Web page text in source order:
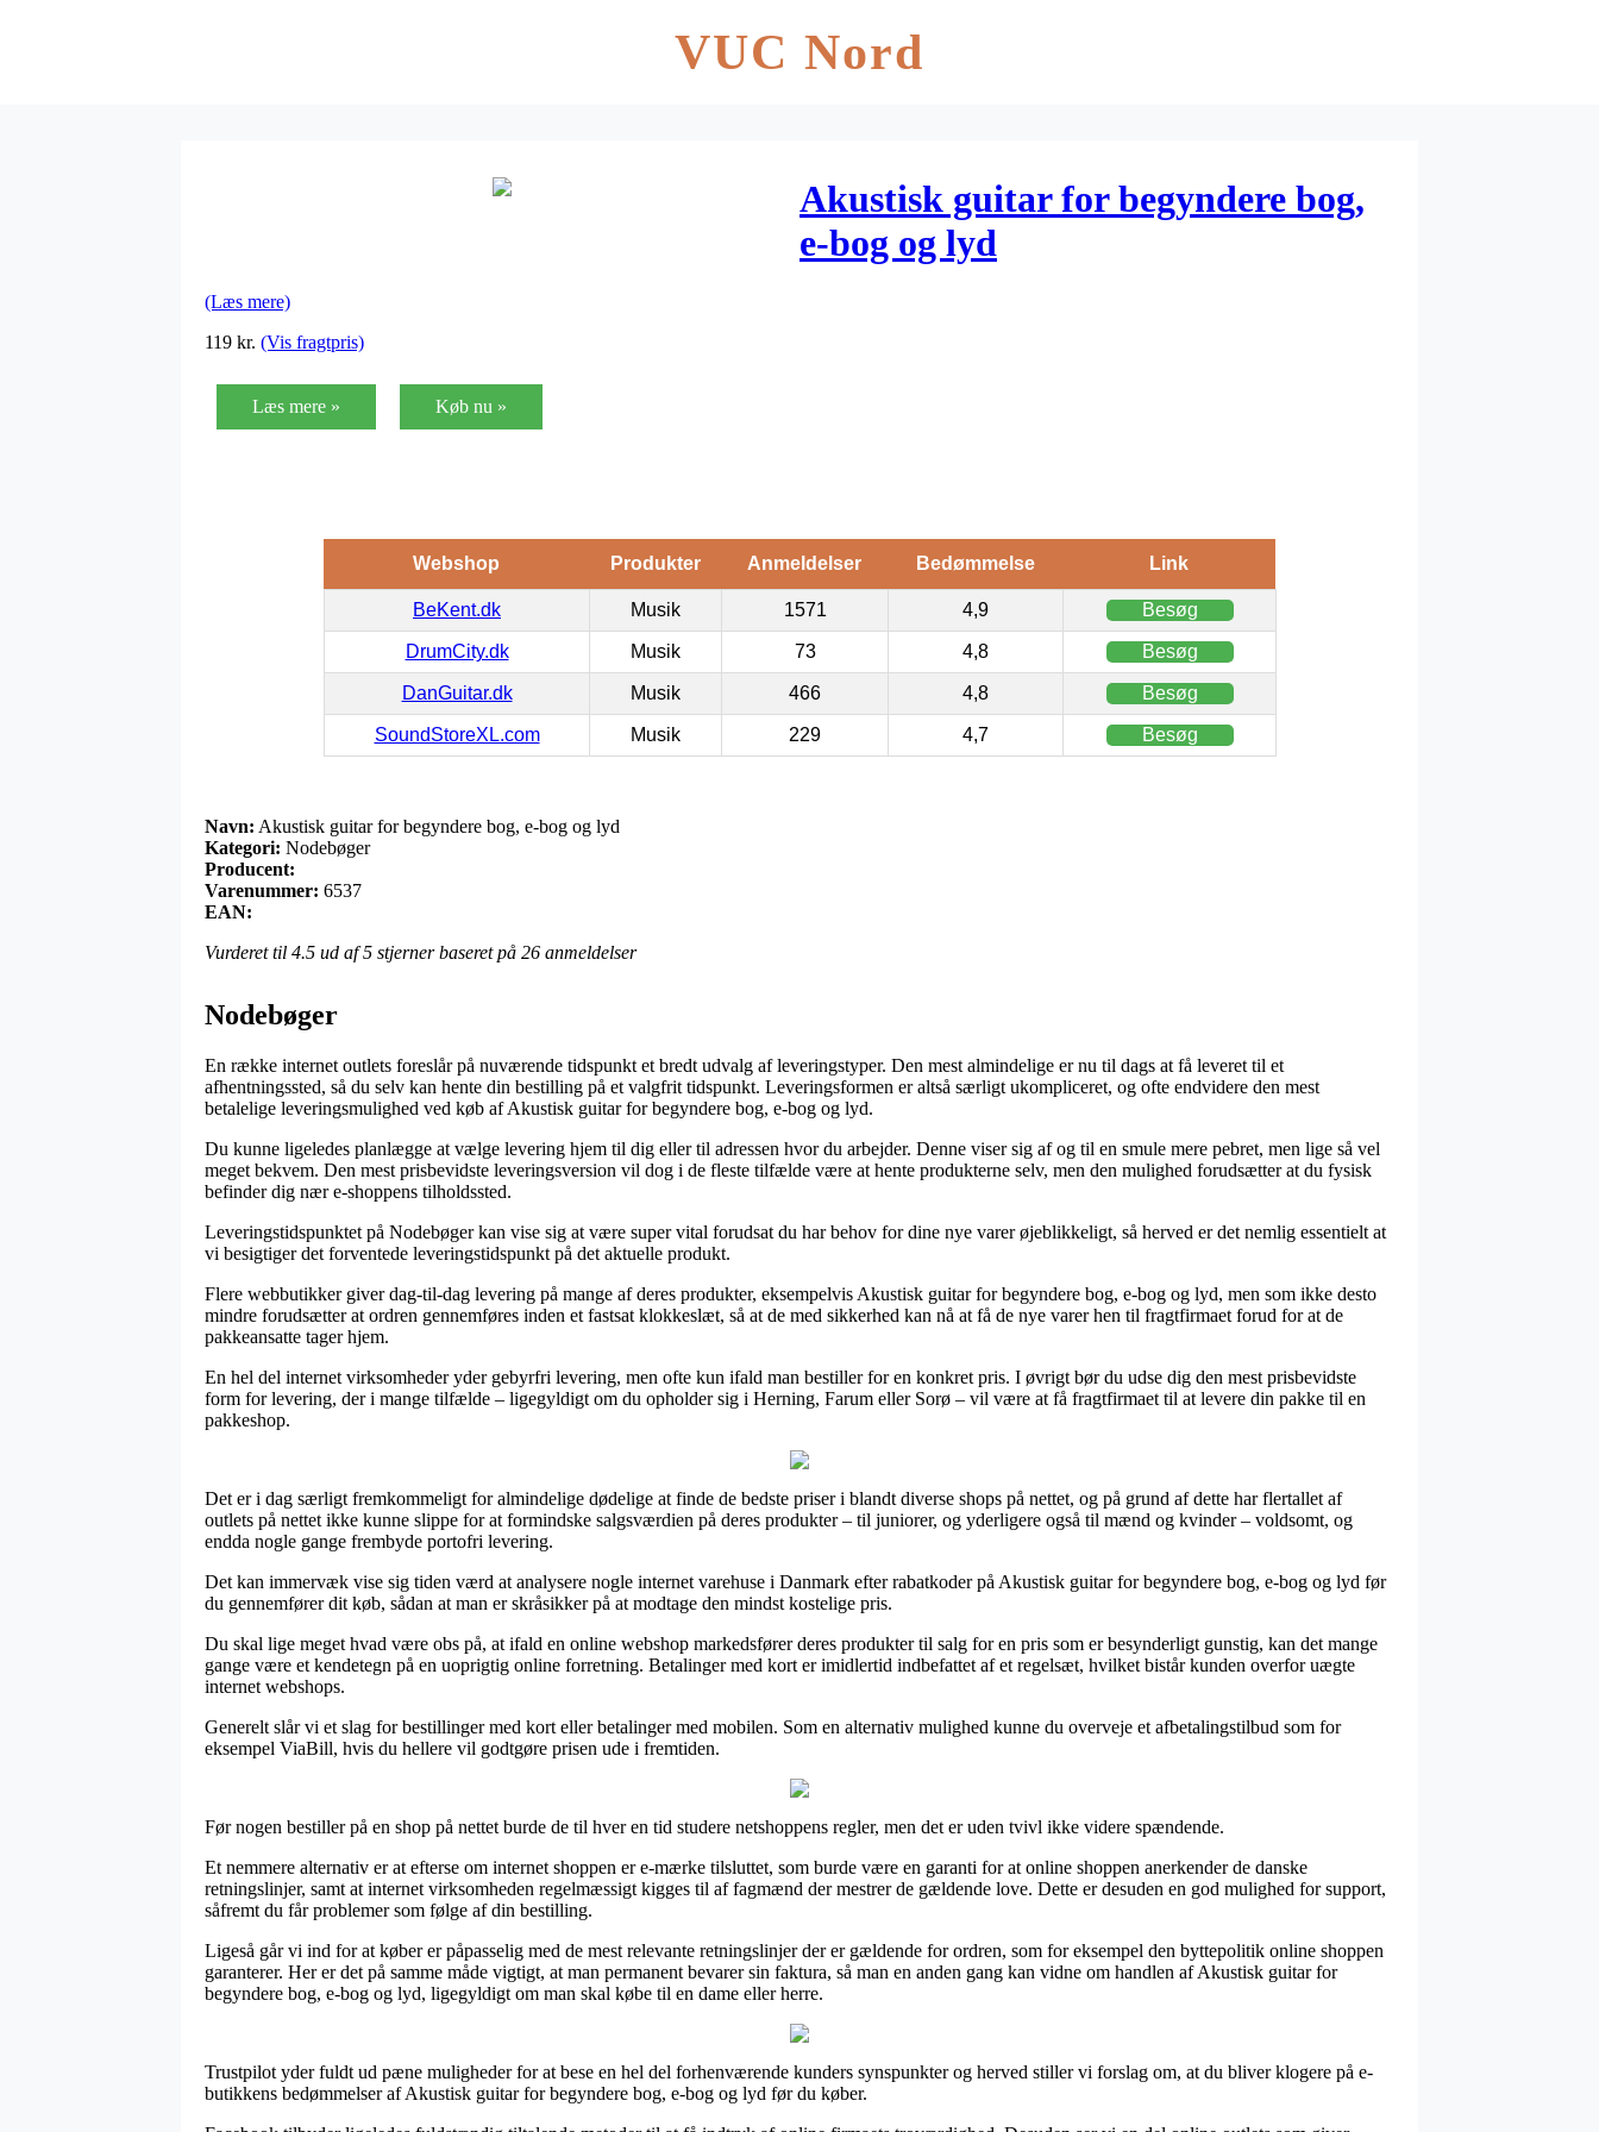
VUC Nord
Akustisk guitar for begyndere bog,
e-bog og lyd
(Læs mere)
119 kr. (Vis fragtpris)
Læs mere » Køb nu »
Webshop Produkter Anmeldelser Bedømmelse Link
BeKent.dk Musik 1571 4,9 Besøg
DrumCity.dk Musik 73 4,8 Besøg
DanGuitar.dk Musik 466 4,8 Besøg
SoundStoreXL.com Musik 229 4,7 Besøg
Navn: Akustisk guitar for begyndere bog, e-bog og lyd
Kategori: Nodebøger
Producent:
Varenummer: 6537
EAN:
Vurderet til 4.5 ud af 5 stjerner baseret på 26 anmeldelser
Nodebøger
En række internet outlets foreslår på nuværende tidspunkt et bredt udvalg af leveringstyper. Den mest almindelige er nu til dags at få leveret til et
afhentningssted, så du selv kan hente din bestilling på et valgfrit tidspunkt. Leveringsformen er altså særligt ukompliceret, og ofte endvidere den mest
betalelige leveringsmulighed ved køb af Akustisk guitar for begyndere bog, e-bog og lyd.
Du kunne ligeledes planlægge at vælge levering hjem til dig eller til adressen hvor du arbejder. Denne viser sig af og til en smule mere pebret, men lige så vel
meget bekvem. Den mest prisbevidste leveringsversion vil dog i de fleste tilfælde være at hente produkterne selv, men den mulighed forudsætter at du fysisk
befinder dig nær e-shoppens tilholdssted.
Leveringstidspunktet på Nodebøger kan vise sig at være super vital forudsat du har behov for dine nye varer øjeblikkeligt, så herved er det nemlig essentielt at
vi besigtiger det forventede leveringstidspunkt på det aktuelle produkt.
Flere webbutikker giver dag-til-dag levering på mange af deres produkter, eksempelvis Akustisk guitar for begyndere bog, e-bog og lyd, men som ikke desto
mindre forudsætter at ordren gennemføres inden et fastsat klokkeslæt, så at de med sikkerhed kan nå at få de nye varer hen til fragtfirmaet forud for at de
pakkeansatte tager hjem.
En hel del internet virksomheder yder gebyrfri levering, men ofte kun ifald man bestiller for en konkret pris. I øvrigt bør du udse dig den mest prisbevidste
form for levering, der i mange tilfælde – ligegyldigt om du opholder sig i Herning, Farum eller Sorø – vil være at få fragtfirmaet til at levere din pakke til en
pakkeshop.
Det er i dag særligt fremkommeligt for almindelige dødelige at finde de bedste priser i blandt diverse shops på nettet, og på grund af dette har flertallet af
outlets på nettet ikke kunne slippe for at formindske salgsværdien på deres produkter – til juniorer, og yderligere også til mænd og kvinder – voldsomt, og
endda nogle gange frembyde portofri levering.
Det kan immervæk vise sig tiden værd at analysere nogle internet varehuse i Danmark efter rabatkoder på Akustisk guitar for begyndere bog, e-bog og lyd før
du gennemfører dit køb, sådan at man er skråsikker på at modtage den mindst kostelige pris.
Du skal lige meget hvad være obs på, at ifald en online webshop markedsfører deres produkter til salg for en pris som er besynderligt gunstig, kan det mange
gange være et kendetegn på en uoprigtig online forretning. Betalinger med kort er imidlertid indbefattet af et regelsæt, hvilket bistår kunden overfor uægte
internet webshops.
Generelt slår vi et slag for bestillinger med kort eller betalinger med mobilen. Som en alternativ mulighed kunne du overveje et afbetalingstilbud som for
eksempel ViaBill, hvis du hellere vil godtgøre prisen ude i fremtiden.
Før nogen bestiller på en shop på nettet burde de til hver en tid studere netshoppens regler, men det er uden tvivl ikke videre spændende.
Et nemmere alternativ er at efterse om internet shoppen er e-mærke tilsluttet, som burde være en garanti for at online shoppen anerkender de danske
retningslinjer, samt at internet virksomheden regelmæssigt kigges til af fagmænd der mestrer de gældende love. Dette er desuden en god mulighed for support,
såfremt du får problemer som følge af din bestilling.
Ligeså går vi ind for at køber er påpasselig med de mest relevante retningslinjer der er gældende for ordren, som for eksempel den byttepolitik online shoppen
garanterer. Her er det på samme måde vigtigt, at man permanent bevarer sin faktura, så man en anden gang kan vidne om handlen af Akustisk guitar for
begyndere bog, e-bog og lyd, ligegyldigt om man skal købe til en dame eller herre.
Trustpilot yder fuldt ud pæne muligheder for at bese en hel del forhenværende kunders synspunkter og herved stiller vi forslag om, at du bliver klogere på e-
butikkens bedømmelser af Akustisk guitar for begyndere bog, e-bog og lyd før du køber.